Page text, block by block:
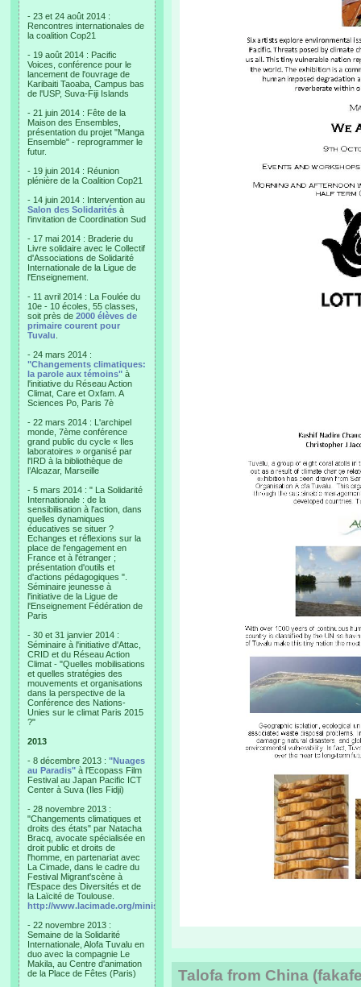
- 23 et 24 août 2014 :
Rencontres internationales de
la coalition Cop21
- 19 août 2014 : Pacific
Voices, conférence pour le
lancement de l'ouvrage de
Karibaiti Taoaba, Campus bas
de l'USP, Suva-Fiji Islands
- 21 juin 2014 : Fête de la
Maison des Ensembles,
présentation du projet "Manga
Ensemble" - reprogrammer le
futur.
- 19 juin 2014 : Réunion
plénière de la Coalition Cop21
- 14 juin 2014 : Intervention au
Salon des Solidarités à
l'invitation de Coordination Sud
- 17 mai 2014 : Braderie du
Livre solidaire avec le Collectif
d'Associations de Solidarité
Internationale de la Ligue de
l'Enseignement.
- 11 avril 2014 : La Foulée du
10e - 10 écoles, 55 classes,
soit près de 2000 élèves de
primaire courent pour
Tuvalu
- 24 mars 2014 :
"Changements climatiques:
la parole aux témoins" à
l'initiative du Réseau Action
Climat, Care et Oxfam. A
Sciences Po, Paris 7è
- 22 mars 2014 : L'archipel
monde, 7ème conférence
grand public du cycle « Iles
laboratoires » organisé par
l'IRD à la bibliothèque de
l’Alcazar, Marseille
- 5 mars 2014 : " La Solidarité
Internationale : de la
sensibilisation à l'action, dans
quelles dynamiques
éducatives se situer ?
Echanges et réflexions sur la
place de l'engagement en
France et à l'étranger ;
présentation d'outils et
d'actions pédagogiques ".
Séminaire jeunesse à
l'initiative de la Ligue de
l'Enseignement Fédération de
Paris
- 30 et 31 janvier 2014 :
Séminaire à l'initiative d'Attac,
CRID et du Réseau Action
Climat - "Quelles mobilisations
et quelles stratégies des
mouvements et organisations
dans la perspective de la
Conférence des Nations-
Unies sur le climat Paris 2015
?"
2013
- 8 décembre 2013 : "Nuages
au Paradis" à l'Ecopass Film
Festival au Japan Pacific ICT
Center à Suva (Iles Fidji)
- 28 novembre 2013 :
"Changements climatiques et
droits des états" par Natacha
Bracq, avocate spécialisée en
droit public et droits de
l'homme, en partenariat avec
La Cimade, dans le cadre du
Festival Migrant'scène à
l'Espace des Diversités et de
la Laïcité de Toulouse.
http://www.lacimade.org/minisites/migrantscene
- 22 novembre 2013 :
Semaine de la Solidarité
Internationale, Alofa Tuvalu en
duo avec la compagnie Le
Makila, au Centre d'animation
de la Place de Fêtes (Paris)
Talofa from China